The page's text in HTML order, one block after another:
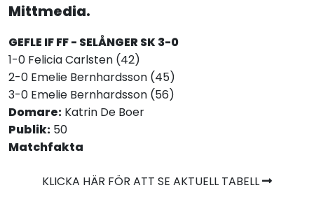
Mittmedia.
GEFLE IF FF - SELÅNGER SK 3-0
1-0 Felicia Carlsten (42)
2-0 Emelie Bernhardsson (45)
3-0 Emelie Bernhardsson (56)
Domare: Katrin De Boer
Publik: 50
Matchfakta
KLICKA HÄR FÖR ATT SE AKTUELL TABELL